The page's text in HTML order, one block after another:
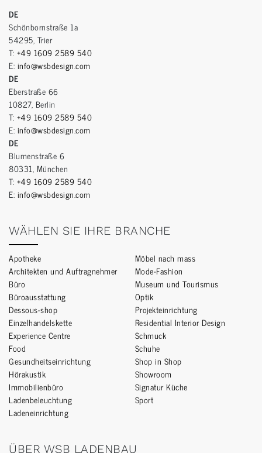
DE
Schönbornstraße 1a
54295, Trier
T: +49 1609 2589 540
E: info@wsbdesign.com
DE
Eberstraße 66
10827, Berlin
T: +49 1609 2589 540
E: info@wsbdesign.com
DE
Blumenstraße 6
80331, München
T: +49 1609 2589 540
E: info@wsbdesign.com
WÄHLEN SIE IHRE BRANCHE
Apotheke
Architekten und Auftragnehmer
Büro
Büroausstattung
Dessous-shop
Einzelhandelskette
Experience Centre
Food
Gesundheitseinrichtung
Hörakustik
Immobilienbüro
Ladenbeleuchtung
Ladeneinrichtung
Möbel nach mass
Mode-Fashion
Museum und Tourismus
Optik
Projekteinrichtung
Residential Interior Design
Schmuck
Schuhe
Shop in Shop
Showroom
Signatur Küche
Sport
ÜBER WSB LADENBAU